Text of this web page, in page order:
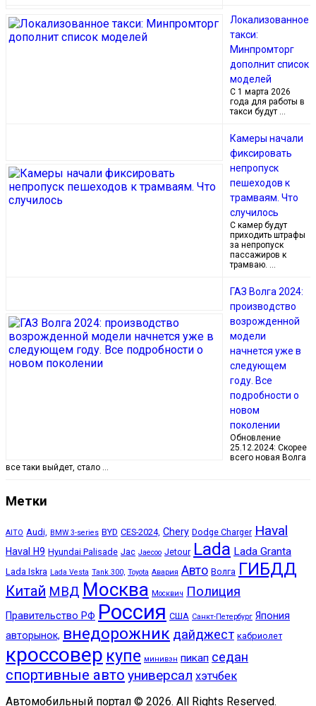
Локализованное
такси:
Минпромторг
дополнит список
моделей
С 1 марта 2026
года для работы в
такси будут …
Камеры начали
фиксировать
непропуск
пешеходов к
трамваям. Что
случилось
С камер будут
приходить штрафы
за непропуск
пассажиров к
трамваю. …
ГАЗ Волга 2024:
производство
возрожденной
модели
начнется уже в
следующем
году. Все
подробности о
новом
поколении
Обновление
25.12.2024: Скорее
всего новая Волга
все таки выйдет, стало …
Метки
AITO Audi, BMW 3-series BYD CES-2024, Chery Dodge Charger Haval
Haval H9 Hyundai Palisade Jac Jaecoo Jetour Lada Lada Granta
Lada Iskra Lada Vesta Tank 300, Toyota Авария Авто Волга ГИБДД
Китай МВД Москва Москвич Полиция
Правительство РФ Россия США Санкт-Петербург Япония
авторынок, внедорожник дайджест кабриолет
кроссовер купе минивэн пикап седан
спортивные авто универсал хэтчбек
Автомобильный портал © 2026. All Rights Reserved.